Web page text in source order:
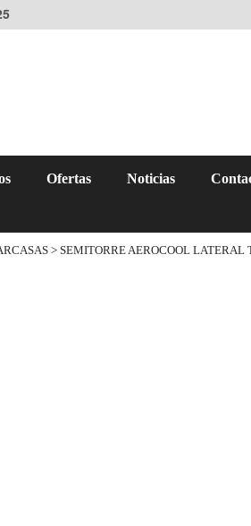
Ofertas Noticias
> SEMITORRE AEROCOOL LATERAL